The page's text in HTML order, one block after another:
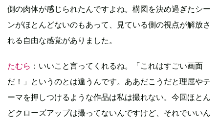
側の肉体が感じられたんですよね。構図を決め過ぎたシー
ンがほとんどないのもあって、見ている側の視点が解放さ
れる自由な感覚がありました。
たむら ：いいこと言ってくれるね。「これはすごい画面
だ！」というのとは違うんです。ああだこうだと理屈やテ
ーマを押しつけるような作品は私は撮れない。今回ほとん
どクローズアップは撮ってないんですけど、それでいいん